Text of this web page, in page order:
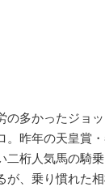
多かったジョ
。昨年の天皇賞
二桁人気馬の騎
が、乗り慣れた